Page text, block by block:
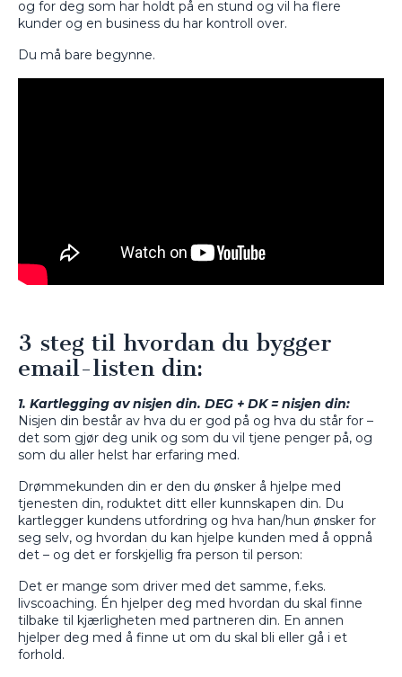
og for deg som har holdt på en stund og vil ha flere
kunder og en business du har kontroll over.
Du må bare begynne.
3 steg til hvordan du bygger
email-listen din:
1. Kartlegging av nisjen din. DEG + DK = nisjen din:
Nisjen din består av hva du er god på og hva du står for –
det som gjør deg unik og som du vil tjene penger på, og
som du aller helst har erfaring med.
Drømmekunden din er den du ønsker å hjelpe med
tjenesten din, roduktet ditt eller kunnskapen din. Du
kartlegger kundens utfordring og hva han/hun ønsker for
seg selv, og hvordan du kan hjelpe kunden med å oppnå
det – og det er forskjellig fra person til person:
Det er mange som driver med det samme, f.eks.
livscoaching. Én hjelper deg med hvordan du skal finne
tilbake til kjærligheten med partneren din. En annen
hjelper deg med å finne ut om du skal bli eller gå i et
forhold.